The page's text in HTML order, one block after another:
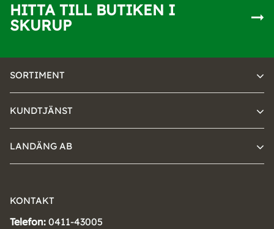
HITTA TILL BUTIKEN I
SKURUP
SORTIMENT
KUNDTJÄNST
LANDÄNG AB
KONTAKT
Telefon: 0411-43005